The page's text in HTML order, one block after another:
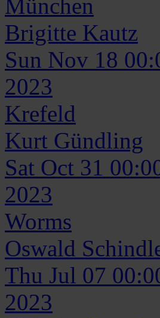
München
Brigitte Kautz
Sun Nov 18
2023
Krefeld
Kurt Gündling
Sat Oct 31
2023
Worms
Oswald
Thu Jul 07
2023